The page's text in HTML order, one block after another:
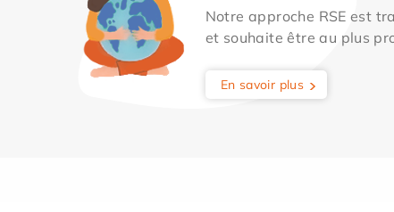
Notre approche RSE est
et souhaite être au plus
En savoir plus